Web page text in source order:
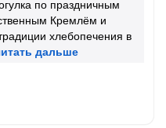
по праздничным
Кремлём и
хлебопечения в